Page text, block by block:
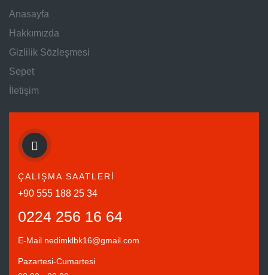
Anasayfa
Hakkımızda
Gizlilik Sözleşmesi
Sepet
İletişim
ÇALIŞMA SAATLERİ
+90 555 188 25 34
0224 256 16 64
E-Mail nedimklbk16@gmail.com
Pazartesi-Cumartesi